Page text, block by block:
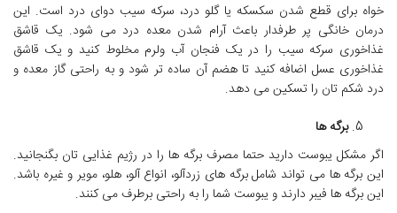
خواه برای قطع شدن سکسکه یا گلو درد، سرکه سیب دوای درد است. این
درمان خانگی پر طرفدار باعث آرام شدن معده درد می شود. یک قاشق
غذاخوری سرکه سیب را در یک فنجان آب ولرم مخلوط کنید و یک قاشق
غذاخوری عسل اضافه کنید تا هضم آن ساده تر شود و به راحتی گاز معده و
درد شکم تان را تسکین می دهد.
برگه ها
اگر مشکل یبوست دارید حتما مصرف برگه ها را در رژیم غذایی تان بگنجانید.
این برگه ها می تواند شامل برگه های زردآلو، انواع آلو، هلو، مویر و غیره باشد.
این برگه ها فیبر دارند و یبوست شما را به راحتی برطرف می کنند.